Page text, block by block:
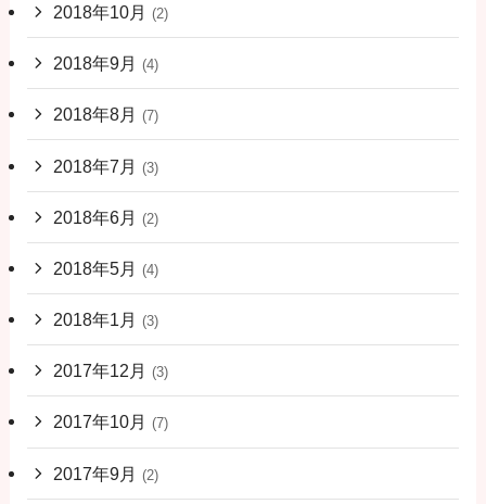
2018年10月 (2)
2018年9月 (4)
2018年8月 (7)
2018年7月 (3)
2018年6月 (2)
2018年5月 (4)
2018年1月 (3)
2017年12月 (3)
2017年10月 (7)
2017年9月 (2)